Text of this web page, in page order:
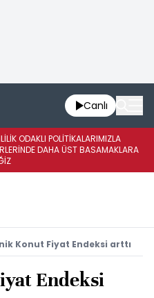
Canlı
ODAKLI POLİTİKALARIMIZLA
DAHA ÜST BASAMAKLARA
Konut Fiyat Endeksi arttı
Endeksi